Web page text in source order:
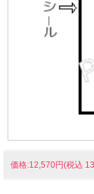
価格:12,570円(税込